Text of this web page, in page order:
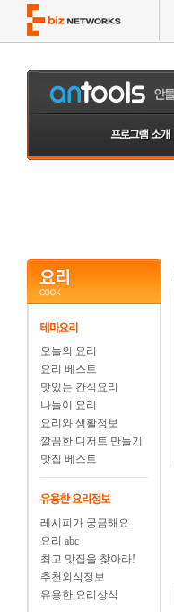
오늘의 요리
요리 베스트
맛있는 간식요리
나들이 요리
요리와 생활정보
깔끔한 디저트 만들기
맛집 베스트
레시피가 궁금해요
요리 abc
최고 맛집을 찾아라!
추천외식정보
유용한 요리상식